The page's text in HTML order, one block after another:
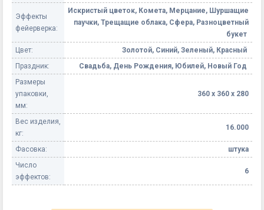
Эффекты
фейерверка:
Искристый цветок, Комета, Мерцание, Шуршащие
паучки, Трещащие облака, Сфера, Разноцветный
букет
Цвет:
Золотой, Синий, Зеленый, Красный
Праздник:
Свадьба, День Рождения, Юбилей, Новый Год
Размеры
упаковки,
мм:
360 х 360 х 280
Вес изделия,
кг:
16.000
Фасовка:
штука
Число
эффектов:
6